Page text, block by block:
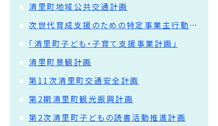
清里町地域公共交通計画
次世代育成支援のための特定事業主行動計画
「清里町子ども・子育て支援事業計画」
清里町景観計画
第11次清里町交通安全計画
第2期清里町観光振興計画
第2次清里町子どもの読書活動推進計画